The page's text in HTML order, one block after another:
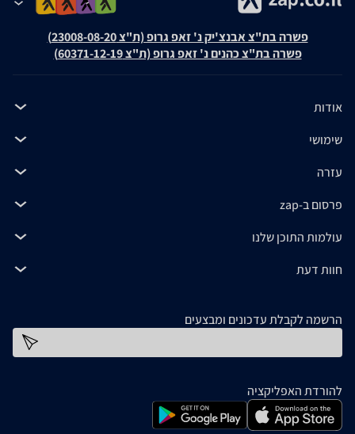
פשרה בת"צ אבנצ'יק נ' זאפ גרופ (ת"צ 23008-08-20)
פשרה בת"צ כהנים נ' זאפ גרופ (ת"צ 60371-12-19)
אודות
שימושי
עזרה
פרסום ב-zap
עולמות התוכן שלנו
חוות דעת
הרשמה לקבלת עדכונים ומבצעים
להורדת האפליקציה